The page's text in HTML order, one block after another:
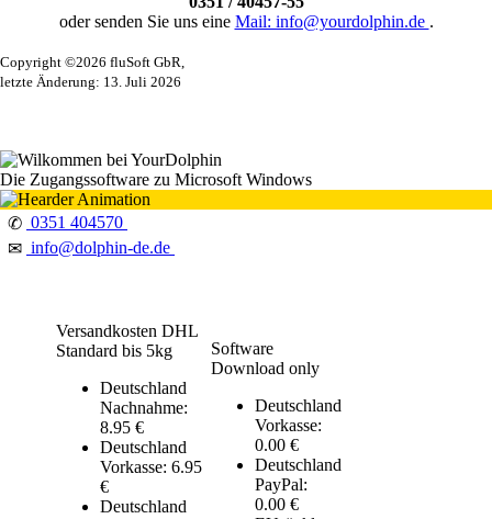
oder senden Sie uns eine Mail: info@yourdolphin.de .
Copyright ©2026 fluSoft GbR,
letzte Änderung: 13. Juli 2026
Die Zugangssoftware zu Microsoft Windows
✆ 0351 404570
✉ info@dolphin-de.de
Versandkosten DHL
Standard bis 5kg
Deutschland
Nachnahme:
8.95 €
Deutschland
Vorkasse: 6.95
€
Deutschland
Software
Download only
Deutschland
Vorkasse:
0.00 €
Deutschland
PayPal:
0.00 €